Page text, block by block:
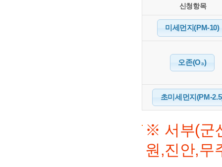
신청항목
미세먼지(PM-10)
오존(O₃)
초미세먼지(PM-
※ 서부(군
원,진안,무